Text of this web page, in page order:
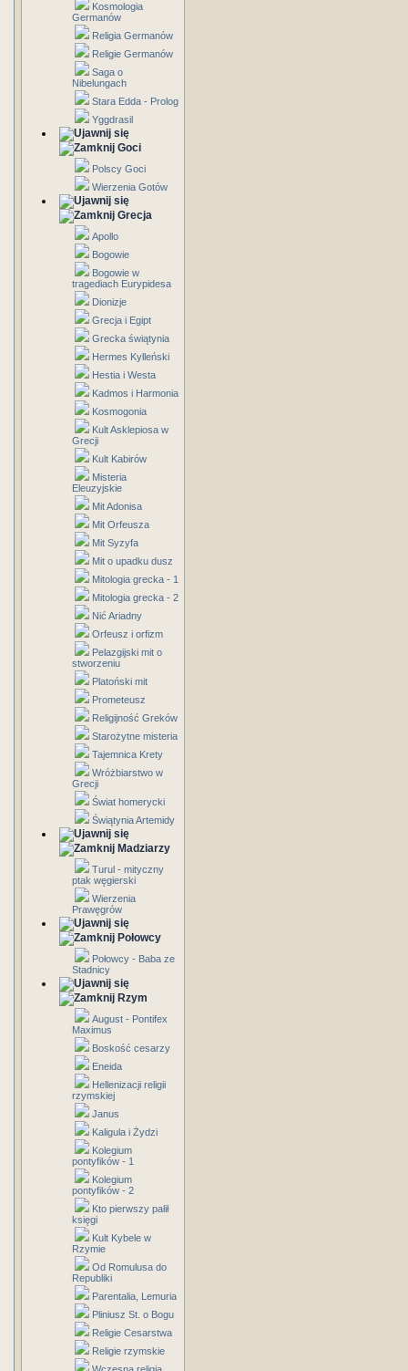
Kosmologia
Germanów
Religia Germanów
Religie Germanów
Saga o
Nibelungach
Stara Edda - Prolog
Yggdrasil
Goci
Polscy Goci
Wierzenia Gotów
Grecja
Apollo
Bogowie
Bogowie w
tragediach Eurypidesa
Dionizje
Grecja i Egipt
Grecka świątynia
Hermes Kylleński
Hestia i Westa
Kadmos i Harmonia
Kosmogonia
Kult Asklepiosa w
Grecji
Kult Kabirów
Misteria
Eleuzyjskie
Mit Adonisa
Mit Orfeusza
Mit Syzyfa
Mit o upadku dusz
Mitologia grecka - 1
Mitologia grecka - 2
Nić Ariadny
Orfeusz i orfizm
Pelazgijski mit o
stworzeniu
Platoński mit
Prometeusz
Religijność Greków
Starożytne misteria
Tajemnica Krety
Wróżbiarstwo w
Grecji
Świat homerycki
Świątynia Artemidy
Madziarzy
Turul - mityczny
ptak węgierski
Wierzenia
Prawęgrów
Połowcy
Połowcy - Baba ze
Stadnicy
Rzym
August - Pontifex
Maximus
Boskość cesarzy
Eneida
Hellenizacji religii
rzymskiej
Janus
Kaligula i Żydzi
Kolegium
pontyfików - 1
Kolegium
pontyfików - 2
Kto pierwszy palił
księgi
Kult Kybele w
Rzymie
Od Romulusa do
Republiki
Parentalia, Lemuria
Pliniusz St. o Bogu
Religie Cesarstwa
Religie rzymskie